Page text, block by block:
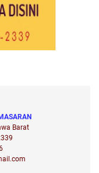
Barat